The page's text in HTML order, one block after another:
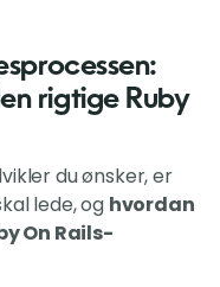
rigtige Ruby
du ønsker, er
lede, og hvordan
On Rails-